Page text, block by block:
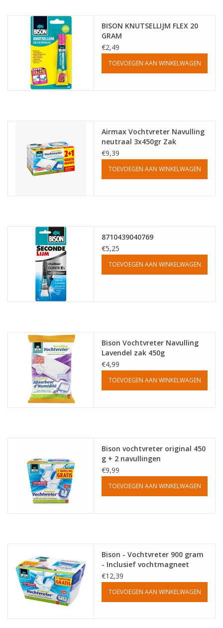
Feestartikelen
OUTLET
Kalenders
Keuken textiele
Weckpotten
Mepal
Cadeautip / Valentijn
Valentijn
BISON KNUTSELLIJM FLEX 20
GRAM
€2,49
TOEVOEGEN AAN WINKELWAGEN
Airmax Vochtvreter Navulling
neutraal 3x450gr Zak
€9,39
TOEVOEGEN AAN WINKELWAGEN
8710439040769
€5,25
TOEVOEGEN AAN WINKELWAGEN
Bison Vochtvreter Navulling
Lavendel zak 450g
€4,99
TOEVOEGEN AAN WINKELWAGEN
Bison vochtvreter original 450
g + 2 navullingen
€9,99
TOEVOEGEN AAN WINKELWAGEN
Bison - Vochtvreter 900 gram
- Inclusief vochtmagneet
navulling
€12,39
TOEVOEGEN AAN WINKELWAGEN